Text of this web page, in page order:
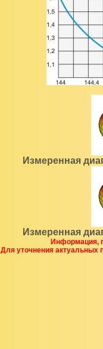
Измеренная
Измеренная
Информация,
Для уточнения актуальных